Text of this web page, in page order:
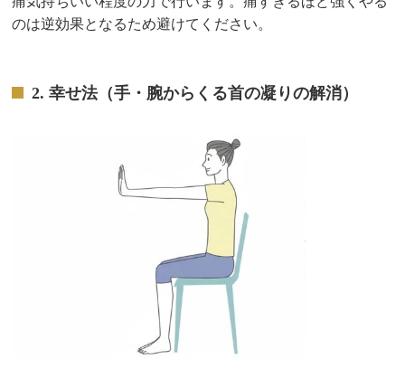
のは逆効果となるため避けてください。
2. 幸せ法（手・腕からくる首の凝りの解消）